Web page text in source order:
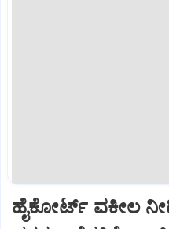
ಹೈಕೋರ್ಟ್‌ ವಕೀಲ